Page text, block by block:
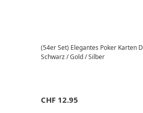
(54er Set) Elegantes Poker Karten
Schwarz / Gold / Silber
CHF 12.95